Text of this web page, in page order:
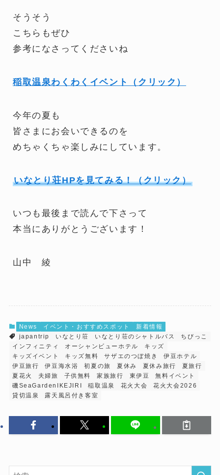
そうそう
こちらもぜひ
参考になさってくださいね
稲取温泉わくわくイベント（クリック）
今年の夏も
皆さまにお会いできるのを
めちゃくちゃ楽しみにしています。
いなとり荘HPを見てみる！（クリック）
いつも最後まで読んで下さって
本当にありがとうございます！
山中 綾
News イベント・おすすめスポット
新着情報
japantrip
いなとり荘 いなとり荘のシャトルバス
ちびっこ
インフィニティ
オーシャンビューホテル
キッズ
キッズイベント
キッズ無料 サザエのつぼ焼き
伊豆ホテル
伊豆旅行
伊豆海水浴 初夏の旅 夏休み 夏休み旅行
夏旅行
夏花火
夫婦旅 子供無料 家族旅行 東伊豆
無料イベント
磯SeaGardenIKEJIRI
稲取温泉 花火大会
花火大会2026
貸切温泉
露天風呂付き客室